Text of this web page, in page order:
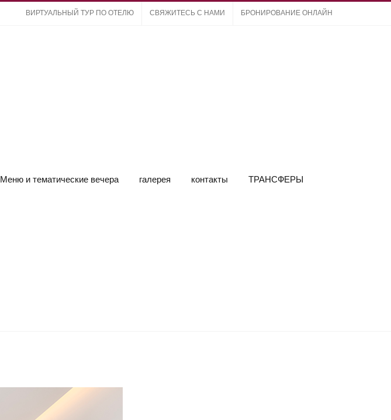
ВИРТУАЛЬНЫЙ ТУР ПО ОТЕЛЮ СВЯЖИТЕСЬ С НАМИ БРОНИРОВАНИЕ ОНЛАЙН
Меню и тематические вечера галерея контакты ТРАНСФЕРЫ